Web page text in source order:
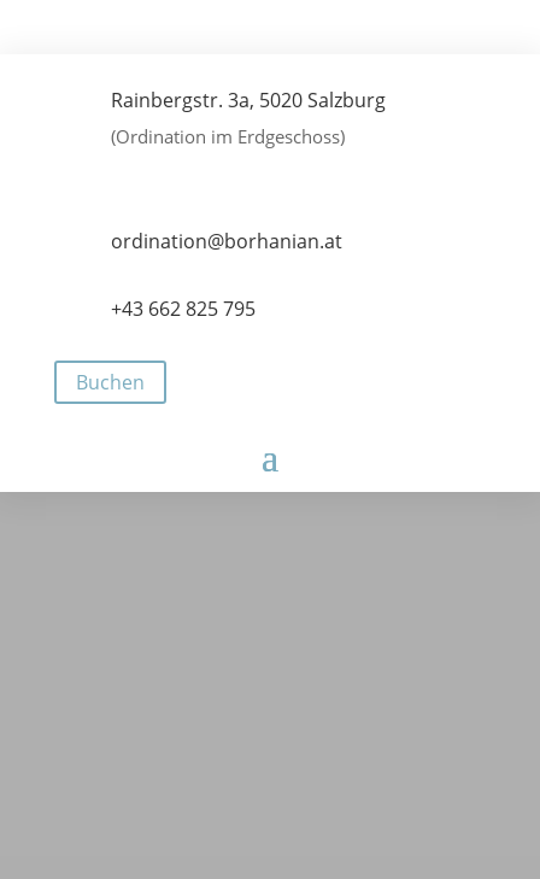
Rainbergstr. 3a, 5020 Salzburg
(Ordination im Erdgeschoss)
ordination@borhanian.at
+43 662 825 795
Buchen